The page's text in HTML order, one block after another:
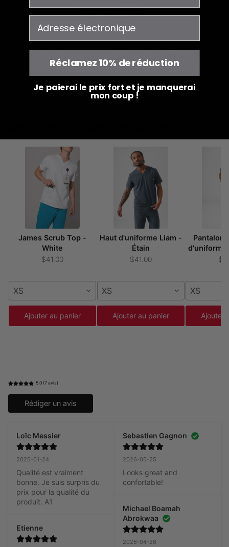
1% de dons donnés
annuellement
aux associations de soins de santé
James Scrub Top -
White
$41.00
XS
Ajouter au panier
Haut d'uniforme Liam -
Étain
$41.00
XS
Ajouter au panier
Pantalon
d'uniforme
XS
Ajouter
5.0 (7 avis)
Rédiger un avis
Loïc Messier
2025-01-24
Qualité est vraiment
bonne. Je suis surpris du
prix pour la qualité du
produit. A1
Etienne
Sebastien Gagnon
2026-05-25
Looks great and
confortable!
Michael Boamah
Abrokwaa
2026-04-26
courriel
Réclamez 10% de réduction
Je paierai le prix fort et je manquerai
mon coup !